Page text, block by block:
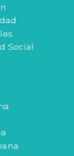
Social